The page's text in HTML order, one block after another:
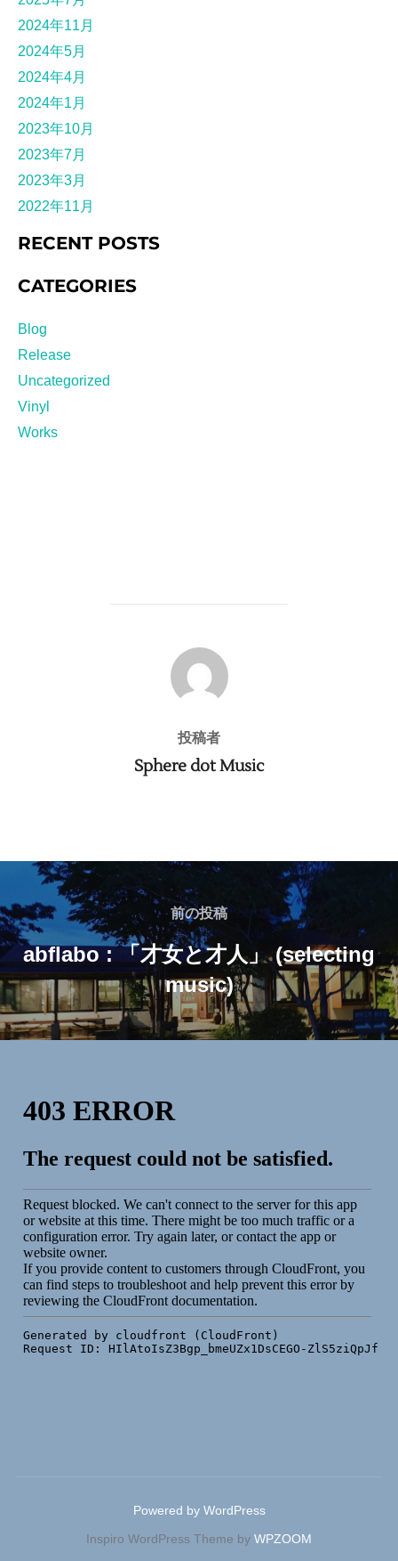
2024年11月
2024年5月
2024年4月
2024年1月
2023年10月
2023年7月
2023年3月
2022年11月
RECENT POSTS
CATEGORIES
Blog
Release
Uncategorized
Vinyl
Works
投稿者
投稿者
Sphere dot Music
稿
ナ
ビ
ゲ
シ
ン
前
の
投
稿
前の投稿
abflabo : 「才女と才人」 (selecting
music)
Powered by WordPress
Inspiro WordPress Theme by WPZOOM